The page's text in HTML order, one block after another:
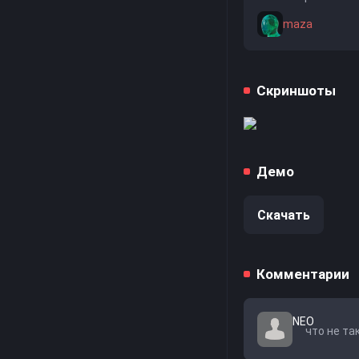
maza
Скриншоты
Демо
Скачать
Комментарии
NEO
что не